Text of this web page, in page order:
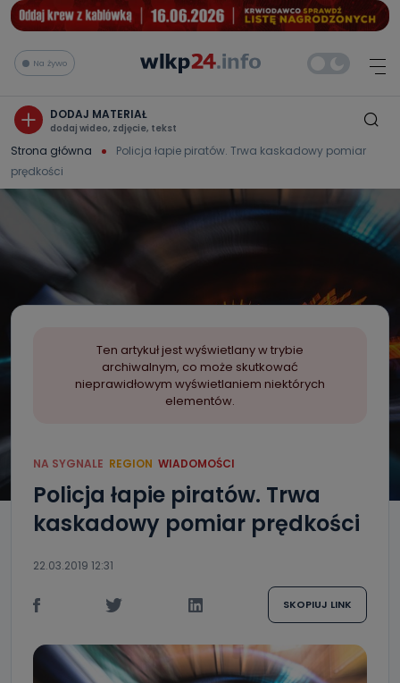
Na żywo
DODAJ MATERIAŁ
dodaj wideo, zdjęcie, tekst
Strona główna
Policja łapie piratów. Trwa kaskadowy pomiar
prędkości
Ten artykuł jest wyświetlany w trybie
archiwalnym, co może skutkować
nieprawidłowym wyświetlaniem niektórych
elementów.
NA SYGNALE REGION WIADOMOŚCI
Policja łapie piratów. Trwa
kaskadowy pomiar prędkości
22.03.2019 12:31
SKOPIUJ LINK